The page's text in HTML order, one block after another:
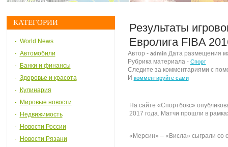
КАТЕГОРИИ
World News
Автомобили
Банки и финансы
Здоровье и красота
Кулинария
Мировые новости
Недвижимость
Новости России
Новости Рязани
Результаты
Евролига FIBA
Автор - admin Дата размещения
Рубрика материала - Спорт
Следите за комментариями с
И комментируйте сами
На сайте «Спортбокс»
2017 года. Матчи прошли в
«Мерсин» – «Висла» сыграли со